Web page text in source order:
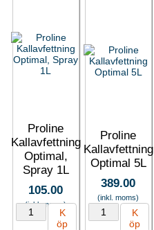
Proline
Kallavfettning
Optimal,
Spray 1L
105.00
(inkl. moms)
K
öp
Proline
Kallavfettning
Optimal 5L
389.00
(inkl. moms)
K
öp